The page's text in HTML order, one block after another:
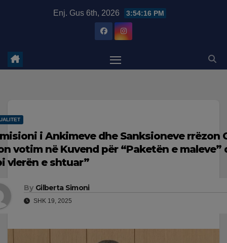
Enj. Gus 6th, 2026 3:54:17 PM
i Ankimeve dhe Sanksioneve rrëzon
votim në Kuvend për “Paketën e maleve”
vlerën e shtuar”
By Gilberta Simoni
SHK 19, 2025